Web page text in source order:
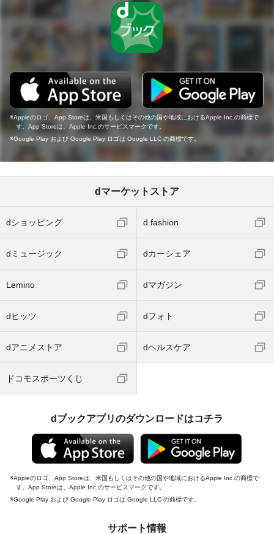
Appleのロゴ、App Storeは、米国もしくはその他の国や地域におけるApple Inc.の商標で
す。App Storeは、Apple Inc.のサービスマークです。
Google Play および Google Play ロゴは Google LLC の商標です。
dマーケットストア
dショッピング d fashion
dミュージック dカーシェア
Lemino dマガジン
dヒッツ dフォト
dアニメストア dヘルスケア
ドコモスポーツくじ
dブックアプリのダウンロードはコチラ
Appleのロゴ、App Storeは、米国もしくはその他の国や地域におけるApple Inc.の商標で
す。App Storeは、Apple Inc.のサービスマークです。
Google Play および Google Play ロゴは Google LLC の商標です。
サポート情報